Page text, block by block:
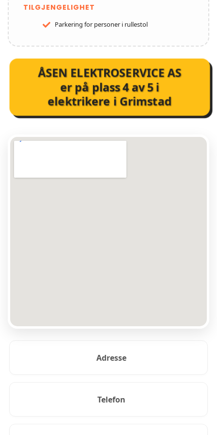
TILGJENGELIGHET
Parkering for personer i rullestol
ÅSEN ELEKTROSERVICE AS
er på plass4av5i
elektrikere i Grimstad
Adresse
Telefon